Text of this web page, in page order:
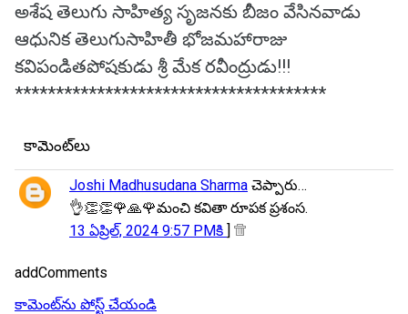
అశేష తెలుగు సాహిత్య సృజనకు బీజం వేసినవాడు
ఆధునిక తెలుగుసాహితీ భోజమహారాజు
కవిపండితపోషకుడు శ్రీ మేక రవీంద్రుడు!!!
**************************************
కామెంట్‌లు
Joshi Madhusudana Sharma చెప్పారు…
👌👏👏🌹🙏🌹మంచి కవితా రూపక ప్రశంస.
13 ఏప్రిల్, 2024 9:57 PMకి ]
addComments
కామెంట్‌ను పోస్ట్ చేయండి